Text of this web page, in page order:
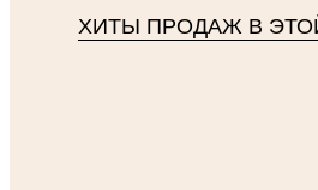
ХИТЫ ПРОДАЖ В